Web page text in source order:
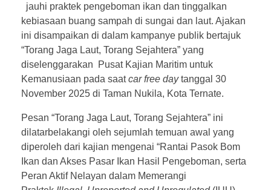
jauhi praktek pengeboman ikan dan tinggalkan
kebiasaan buang sampah di sungai dan laut. Ajakan
ini disampaikan di dalam kampanye publik bertajuk
“Torang Jaga Laut, Torang Sejahtera” yang
diselenggarakan Pusat Kajian Maritim untuk
Kemanusiaan pada saatcar free daytanggal 30
November 2025 di Taman Nukila, Kota Ternate.
Pesan “Torang Jaga Laut, Torang Sejahtera” ini
dilatarbelakangi oleh sejumlah temuan awal yang
diperoleh dari kajian mengenai “Rantai Pasok Bom
Ikan dan Akses Pasar Ikan Hasil Pengeboman, serta
Peran Aktif Nelayan dalam Memerangi